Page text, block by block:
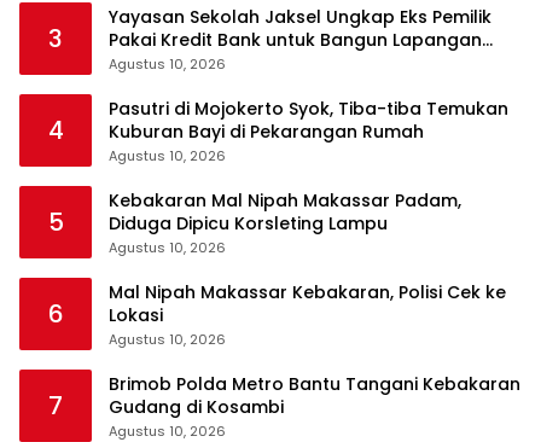
3
Yayasan Sekolah Jaksel Ungkap Eks Pemilik
Pakai Kredit Bank untuk Bangun Lapangan
Padel
Agustus 10, 2026
4
Pasutri di Mojokerto Syok, Tiba-tiba Temukan
Kuburan Bayi di Pekarangan Rumah
Agustus 10, 2026
5
Kebakaran Mal Nipah Makassar Padam,
Diduga Dipicu Korsleting Lampu
Agustus 10, 2026
6
Mal Nipah Makassar Kebakaran, Polisi Cek ke
Lokasi
Agustus 10, 2026
7
Brimob Polda Metro Bantu Tangani Kebakaran
Gudang di Kosambi
Agustus 10, 2026